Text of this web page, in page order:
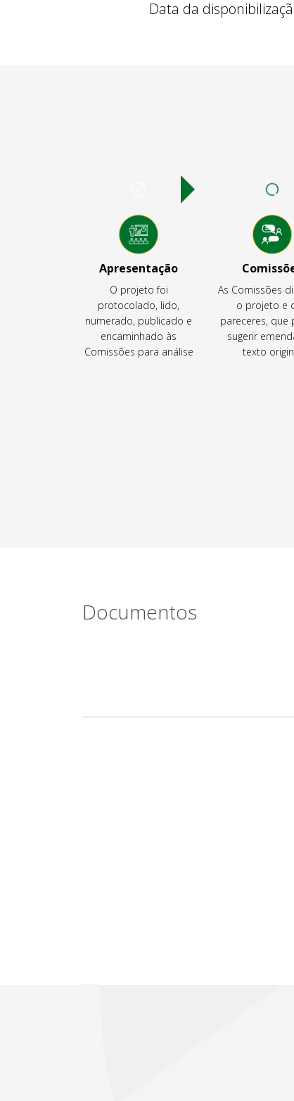
Data da
Apresentação
O projeto foi
protocolado, lido,
numerado, publicado e
encaminhado às
Comissões para análise
As Comissões
o projeto e
pareceres, que
sugerir
texto
Documentos